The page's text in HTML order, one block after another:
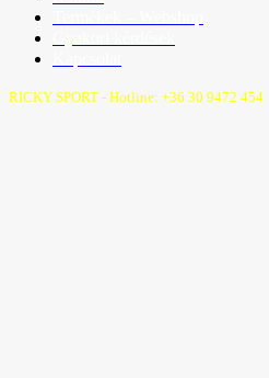
RICKY SPORT - Hotline: +36 30 9472 454